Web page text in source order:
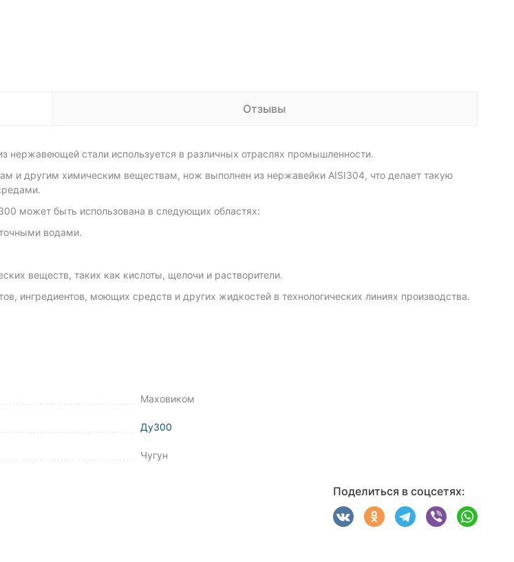
Отзывы
стали используется в различных отраслях промышленности.
и другим химическим веществам, нож выполнен из нержавейки AISI304, что делает такую
может быть использована в следующих областях:
водами.
веществ, таких как кислоты, щелочи и растворители.
ингредиентов, моющих средств и других жидкостей в технологических линиях производства.
Маховиком
Ду300
Чугун
Поделиться в соцсетях: